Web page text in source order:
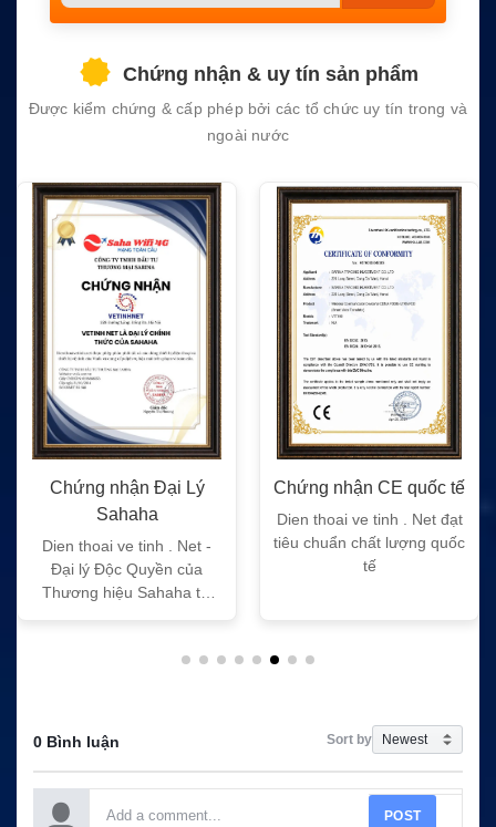
empty.
Chứng nhận & uy tín sản phẩm
Được kiểm chứng & cấp phép bởi các tổ chức uy tín trong và
ngoài nước
Chứng nhận Đại Lý
Sahaha
Dien thoai ve tinh . Net -
Đại lý Độc Quyền của
Thương hiệu Sahaha tại
Chứng nhận CE quốc tế
Dien thoai ve tinh . Net đạt
tiêu chuẩn chất lượng quốc
tế
0 Bình luận Sort by
POST